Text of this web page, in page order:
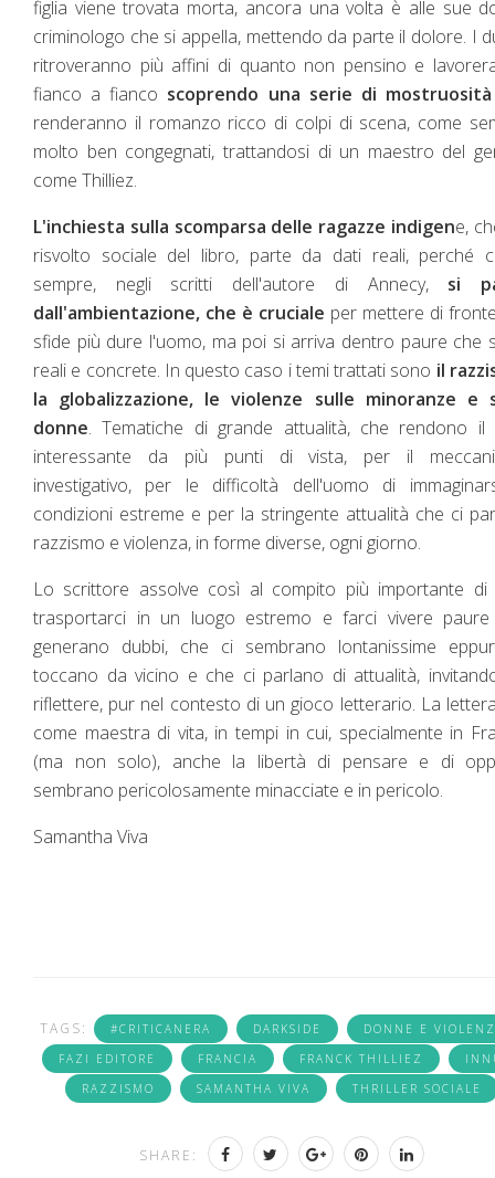
figlia viene trovata morta, ancora una volta è alle sue
criminologo che si appella, mettendo da parte il dolore. I
ritroveranno più affini di quanto non pensino e
fianco a fianco scoprendo una serie di mostruosità
renderanno il romanzo ricco di colpi di scena, come
molto ben congegnati, trattandosi di un maestro del
come Thilliez.
L'inchiesta sulla scomparsa delle ragazze indigene,
risvolto sociale del libro, parte da dati reali, perché
sempre, negli scritti dell'autore di Annecy, si
dall'ambientazione, che è cruciale per mettere di
sfide più dure l'uomo, ma poi si arriva dentro paure che
reali e concrete. In questo caso i temi trattati sono il
la globalizzazione, le violenze sulle minoranze e
donne. Tematiche di grande attualità, che rendono il
interessante da più punti di vista, per il
investigativo, per le difficoltà dell'uomo di
condizioni estreme e per la stringente attualità che ci
razzismo e violenza, in forme diverse, ogni giorno.
Lo scrittore assolve così al compito più importante di
trasportarci in un luogo estremo e farci vivere
generano dubbi, che ci sembrano lontanissime
toccano da vicino e che ci parlano di attualità,
riflettere, pur nel contesto di un gioco letterario. La
come maestra di vita, in tempi in cui, specialmente in
(ma non solo), anche la libertà di pensare e di
sembrano pericolosamente minacciate e in pericolo.
Samantha Viva
TAGS: #CRITICANERA DARKSIDE
DONNE E
FAZI EDITORE
FRANCIA FRANCK THILLIEZ
RAZZISMO
SAMANTHA VIVA THRILLER SOCIALE
SHARE: